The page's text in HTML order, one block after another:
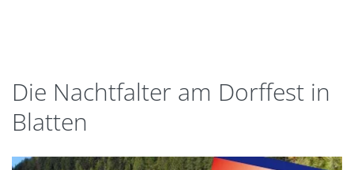
Die Nachtfalter am Dorffest in
Blatten